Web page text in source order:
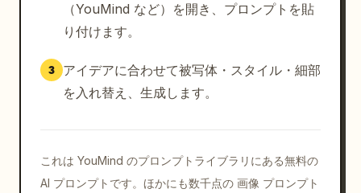
カラーパレット:
温かみのあるクリーム色、
テラコッタ、
落ち着いたブルーのアクセント、
柔らかなナチュラルニュートラルカラー。
（YouMind など）を開き、プロンプトを貼
り付けます。
3
アイデアに合わせて被写体・スタイル・細部
を入れ替え、生成します。
これは YouMind のプロンプトライブラリにある無料の
AI プロンプトです。ほかにも数千点の 画像 プロンプト